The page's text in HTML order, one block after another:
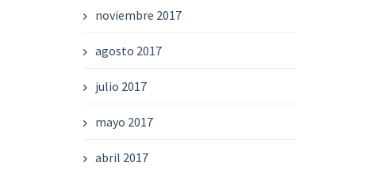
noviembre 2017
agosto 2017
julio 2017
mayo 2017
abril 2017